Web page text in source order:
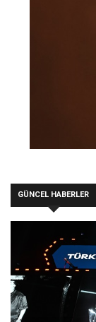
GÜNCEL HABERLER